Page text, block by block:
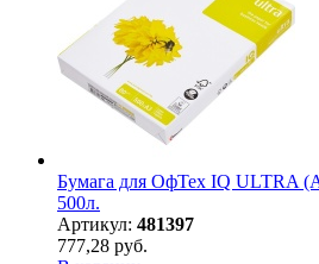
Бумага для ОфТех IQ ULTRA
500л.
Артикул: 481397
777,28 руб.